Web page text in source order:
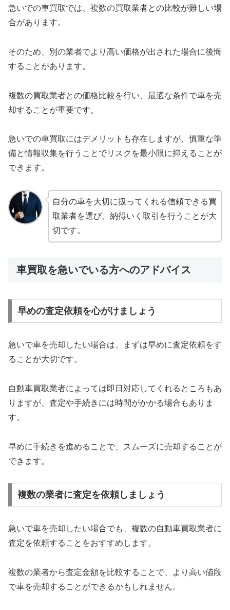
急いでの車買取では、複数の買取業者との比較が難しい場
合があります。
そのため、別の業者でより高い価格が出された場合に後悔
することがあります。
複数の買取業者との価格比較を行い、最適な条件で車を売
却することが重要です。
急いでの車買取にはデメリットも存在しますが、慎重な準
備と情報収集を行うことでリスクを最小限に抑えることが
できます。
自分の車を大切に扱ってくれる信頼できる買
取業者を選び、納得いく取引を行うことが大
切です。
車買取を急いでいる方へのアドバイス
早めの査定依頼を心がけましょう
急いで車を売却したい場合は、まずは早めに査定依頼をす
ることが大切です。
自動車買取業者によっては即日対応してくれるところもあ
りますが、査定や手続きには時間がかかる場合もありま
す。
早めに手続きを進めることで、スムーズに売却することが
できます。
複数の業者に査定を依頼しましょう
急いで車を売却したい場合でも、複数の自動車買取業者に
査定を依頼することをおすすめします。
複数の業者から査定金額を比較することで、より高い値段
で車を売却することができるかもしれません。